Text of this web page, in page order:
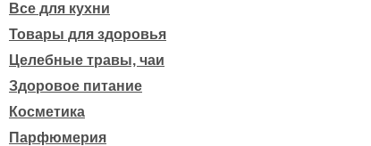
Все для кухни
Товары для здоровья
Целебные травы, чаи
Здоровое питание
Косметика
Парфюмерия